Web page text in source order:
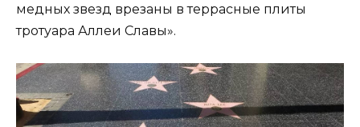
медных звезд врезаны в террасные плиты
тротуара Аллеи Славы».